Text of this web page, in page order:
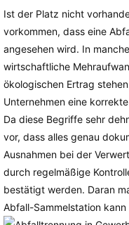
Ist der Platz nicht
vorkommen, dass eine
angesehen wird. In
wirtschaftliche
ökologischen Ertrag
Unternehmen eine
Da diese Begriffe sehr
vor, dass alles genau
Ausnahmen bei der
durch regelmäßige
bestätigt werden. Daran
Abfall-Sammelstation